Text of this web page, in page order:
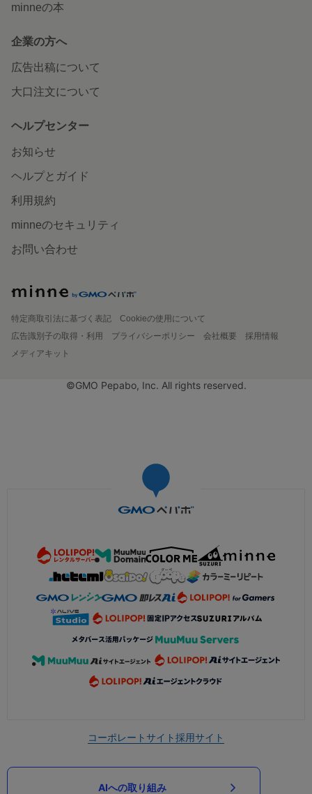
minneの本
企業の方へ
広告出稿について
大口注文について
ヘルプセンター
お知らせ
ヘルプとガイド
利用規約
minneのセキュリティ
お問い合わせ
特定商取引法に基づく表記
Cookieの使用について
広告識別子の取得・利用
プライバシーポリシー 会社概要
採用情報
メディアキット
©GMO Pepabo, Inc. All rights reserved.
コーポレートサイト採用サイト
AIへの取り組み